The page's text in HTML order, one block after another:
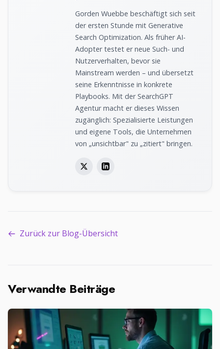
Gorden Wuebbe beschäftigt sich seit
der ersten Stunde mit Generative
Search Optimization. Als früher AI-
Adopter testet er neue Such- und
Nutzerverhalten, bevor sie
Mainstream werden – und übersetzt
seine Erkenntnisse in konkrete
Playbooks. Mit der SearchGPT
Agentur macht er dieses Wissen
zugänglich: Spezialisierte Leistungen
und eigene Tools, die Unternehmen
von „unsichtbar" zu „zitiert" bringen.
Zurück zur Blog-Übersicht
Verwandte Beiträge